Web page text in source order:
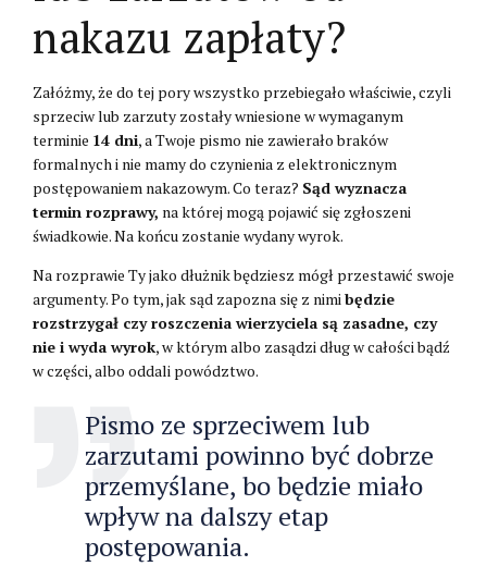
nakazu zapłaty?
Załóżmy, że do tej pory wszystko przebiegało właściwie, czyli
sprzeciw lub zarzuty zostały wniesione w wymaganym
terminie 14 dni, a Twoje pismo nie zawierało braków
formalnych i nie mamy do czynienia z elektronicznym
postępowaniem nakazowym. Co teraz? Sąd wyznacza
termin rozprawy, na której mogą pojawić się zgłoszeni
świadkowie. Na końcu zostanie wydany wyrok.
Na rozprawie Ty jako dłużnik będziesz mógł przestawić swoje
argumenty. Po tym, jak sąd zapozna się z nimibędzie
rozstrzygał czy roszczenia wierzyciela są zasadne, czy
nie i wyda wyrok, w którym albo zasądzi dług w całości bądź
w części, albo oddali powództwo.
Pismo ze sprzeciwem lub
zarzutami powinno być dobrze
przemyślane, bo będzie miało
wpływ na dalszy etap
postępowania.